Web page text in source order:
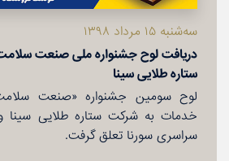
سه‌شنبه ۱۵ مرداد ۱۳۹۸
دریافت لوح جشنواره ملی صنعت
ستاره طلایی سینا
لوح سومین جشنواره «صنعت
خدمات به شركت ستاره طلایی سینا
سراسری سورنا تعلق گرفت.